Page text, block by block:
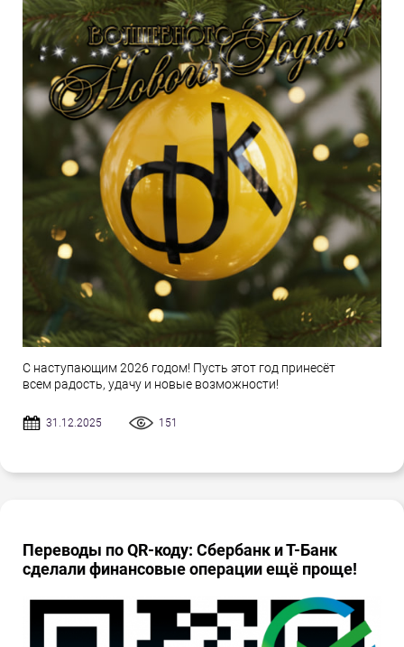
С наступающим 2026 годом! Пусть этот год принесёт
всем радость, удачу и новые возможности!
31.12.2025 151
Переводы по QR-коду: Сбербанк и Т-Банк
сделали финансовые операции ещё проще!